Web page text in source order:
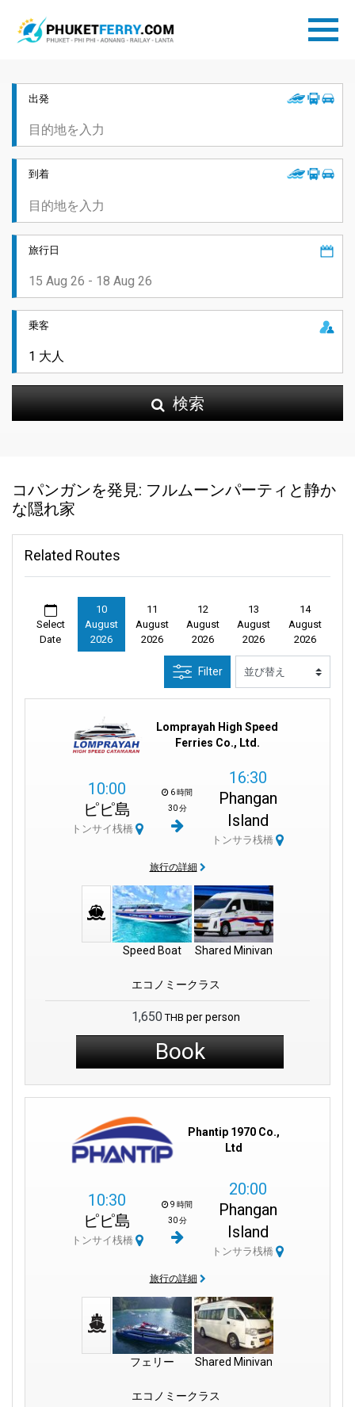
出発
到着
旅行日
乗客
検索
コパンガンを発見: フルムーンパーティと静か
な隠れ家
Related Routes
Select
Date
10
August
2026
11
August
2026
12
August
2026
13
August
2026
14
August
2026
Filter
Lomprayah High Speed
Ferries Co., Ltd.
10:00
ピピ島
トンサイ桟橋
6 時間
30 分
16:30
Phangan
Island
トンサラ桟橋
旅行の詳細
Speed Boat Shared Minivan
エコノミークラス
1,650 THB per person
Book
Phantip 1970 Co.,
Ltd
10:30
ピピ島
トンサイ桟橋
9 時間
30 分
20:00
Phangan
Island
トンサラ桟橋
旅行の詳細
フェリー Shared Minivan
エコノミークラス